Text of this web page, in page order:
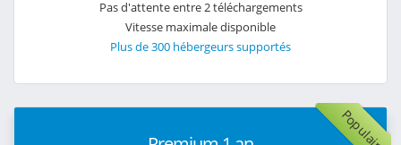
Pas d'attente entre 2 téléchargements
Vitesse maximale disponible
Plus de 300 hébergeurs supportés
Populaire